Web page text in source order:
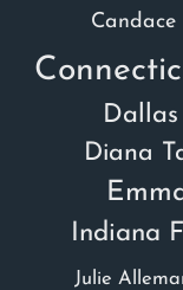
Candace
Diana
Indiana
Julie